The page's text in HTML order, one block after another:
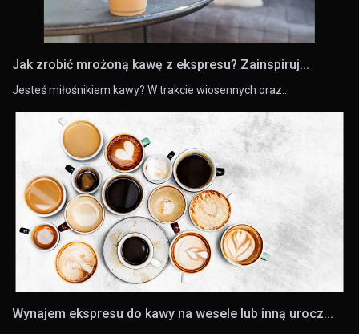
Jak zrobić mrożoną kawę z ekspresu? Zainspiruj...
Jesteś miłośnikiem kawy? W trakcie wiosennych oraz…
Wynajem ekspresu do kawy na wesele lub inną urocz...